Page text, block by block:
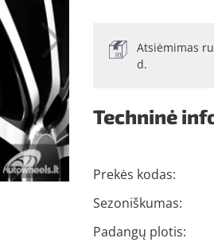
Atsiėmimas
d.
Techninė
Prekės kodas:
Sezoniškumas:
Padangų plotis: